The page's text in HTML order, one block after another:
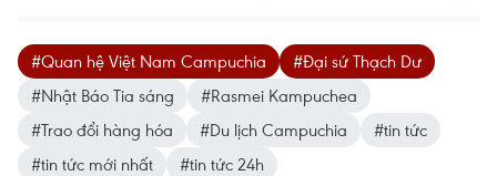
#Quan hệ Việt Nam Campuchia
#Đại sứ Thạch Dư
#Nhật Báo Tia sáng
#Rasmei Kampuchea
#Trao đổi hàng hóa
#Du lịch Campuchia
#tin tức
#tin tức mới nhất
#tin tức 24h